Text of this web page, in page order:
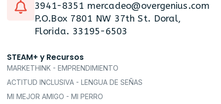
3941-8351 mercadeo@overgenius.com
P.O.Box 7801 NW 37th St. Doral,
Florida. 33195-6503
STEAM+ y Recursos
MARKETHINK - EMPRENDIMIENTO
ACTITUD INCLUSIVA - LENGUA DE SEÑAS
MI MEJOR AMIGO - MI PERRO